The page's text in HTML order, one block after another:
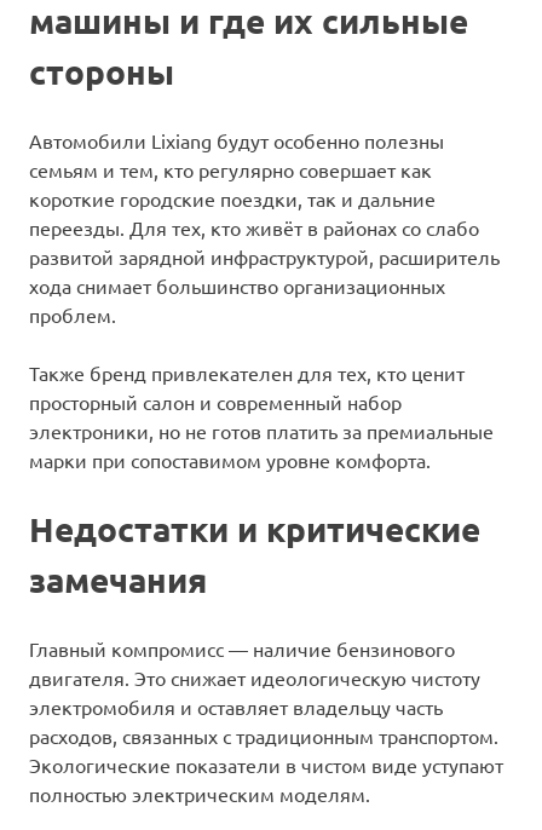
машины и где их сильные
стороны
Автомобили Lixiang будут особенно полезны
семьям и тем, кто регулярно совершает как
короткие городские поездки, так и дальние
переезды. Для тех, кто живёт в районах со слабо
развитой зарядной инфраструктурой, расширитель
хода снимает большинство организационных
проблем.
Также бренд привлекателен для тех, кто ценит
просторный салон и современный набор
электроники, но не готов платить за премиальные
марки при сопоставимом уровне комфорта.
Недостатки и критические
замечания
Главный компромисс — наличие бензинового
двигателя. Это снижает идеологическую чистоту
электромобиля и оставляет владельцу часть
расходов, связанных с традиционным транспортом.
Экологические показатели в чистом виде уступают
полностью электрическим моделям.